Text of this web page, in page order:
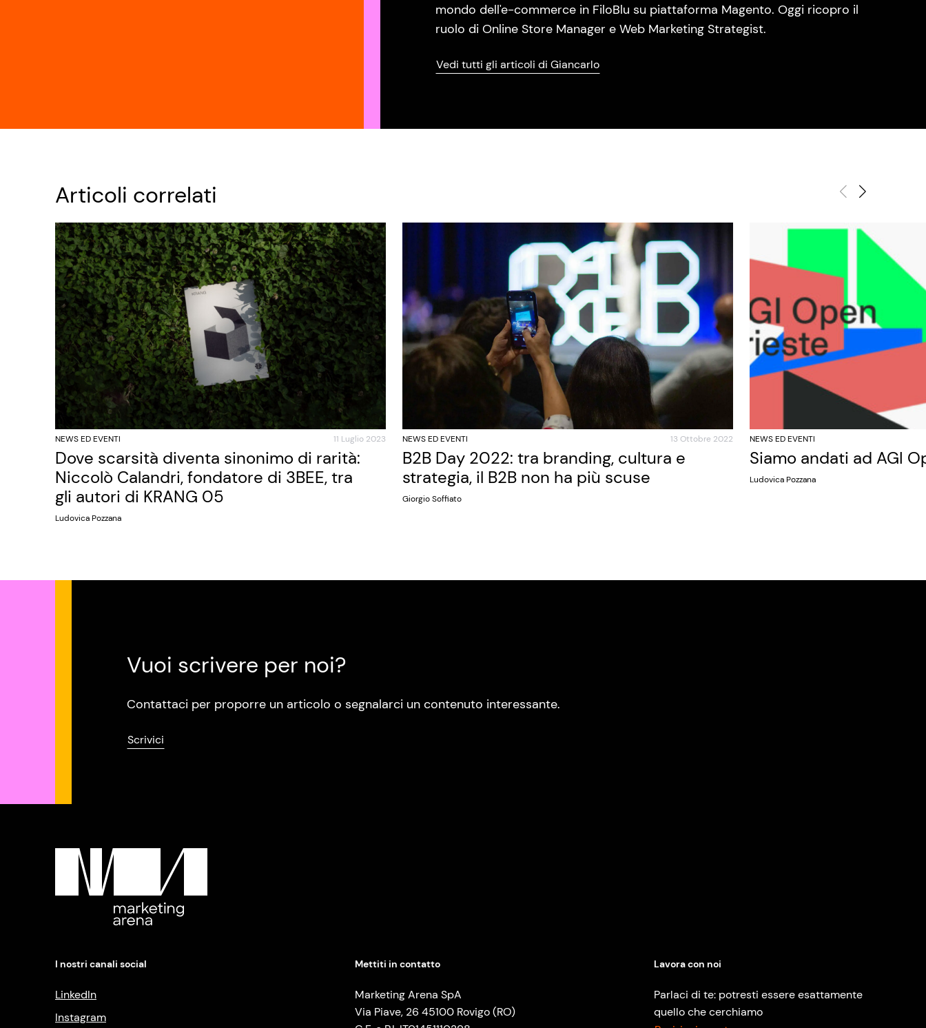
mondo dell'e-commerce in FiloBlu su piattaforma Magento. Oggi ricopro il
ruolo di Online Store Manager e Web Marketing Strategist.
Vedi tutti gli articoli di Giancarlo
Articoli correlati
NEWS ED EVENTI 11 Luglio 2023
Dove scarsità diventa sinonimo di rarità:
Niccolò Calandri, fondatore di 3BEE, tra
gli autori di KRANG 05
Ludovica Pozzana
NEWS ED EVENTI 13 Ottobre 2022
B2B Day 2022: tra branding, cultura e
strategia, il B2B non ha più scuse
Giorgio Soffiato
NEWS ED EVENTI
Siamo andati ad AGI
Ludovica Pozzana
Vuoi scrivere per noi?
Contattaci per proporre un articolo o segnalarci un contenuto interessante.
Scrivici
I nostri canali social
LinkedIn
Instagram
Mettiti in contatto
Marketing Arena SpA
Via Piave, 26 45100 Rovigo (RO)
Lavora con noi
Parlaci di te: potresti essere esattamente
quello che cerchiamo